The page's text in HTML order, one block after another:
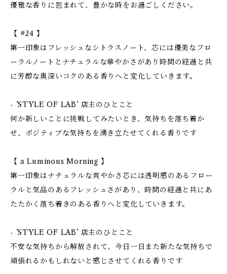
優雅な香りに包まれて、豊かな時をお過ごしください。
【 #24 】
第一印象はフレッシュなシトラスノート、芯には優美なフロ
ーラルノートとナチュラルな華やかさがあり時間の経過と共
に芳醇な奥深いコクのある香りへと変化していきます。
- ’STYLE OF LAB’ 店主のひとこと
何か新しいことに挑戦してみたいとき、気持ちを落ち着か
せ、ポジティブな気持ちを湧き立たせてくれる香りです
【 a Luminous Morning 】
第一印象はナチュラルな爽やかさ芯には透明感のあるフロー
ラルと気品のあるフレッシュさがあり、時間の経過と共にあ
たたかく落ち着きのある香りへと変化していきます。
- ’STYLE OF LAB’ 店主のひとこと
不安な気持ちから解放されて、今日一日また新たな気持ちで
頑張れるかもしれないと感じさせてくれる香りです